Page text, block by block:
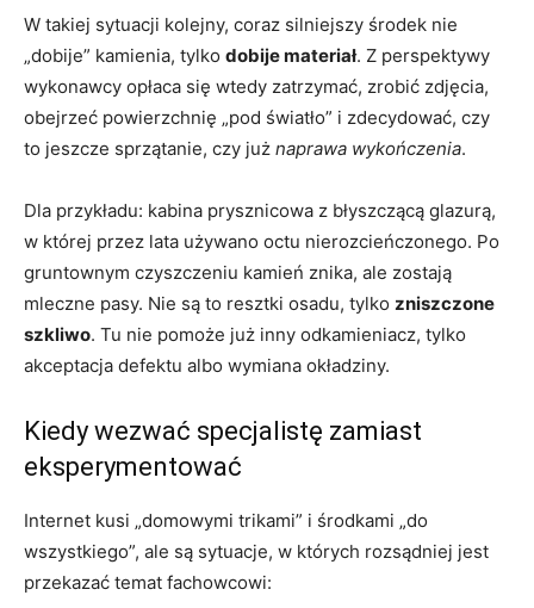
W takiej sytuacji kolejny, coraz silniejszy środek nie
„dobije” kamienia, tylko dobije materiał. Z perspektywy
wykonawcy opłaca się wtedy zatrzymać, zrobić zdjęcia,
obejrzeć powierzchnię „pod światło” i zdecydować, czy
to jeszcze sprzątanie, czy już naprawa wykończenia.
Dla przykładu: kabina prysznicowa z błyszczącą glazurą,
w której przez lata używano octu nierozcieńczonego. Po
gruntownym czyszczeniu kamień znika, ale zostają
mleczne pasy. Nie są to resztki osadu, tylko zniszczone
szkliwo. Tu nie pomoże już inny odkamieniacz, tylko
akceptacja defektu albo wymiana okładziny.
Kiedy wezwać specjalistę zamiast
eksperymentować
Internet kusi „domowymi trikami” i środkami „do
wszystkiego”, ale są sytuacje, w których rozsądniej jest
przekazać temat fachowcowi: